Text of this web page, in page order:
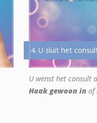
4. U sluit het
U wenst het consult
Haak gewoon in of